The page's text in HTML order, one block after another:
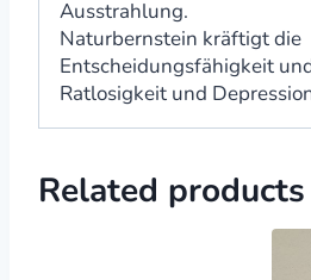
Ausstrahlung.
Naturbernstein kräftigt die
Entscheidungsfähigkeit
Ratlosigkeit und
Related products